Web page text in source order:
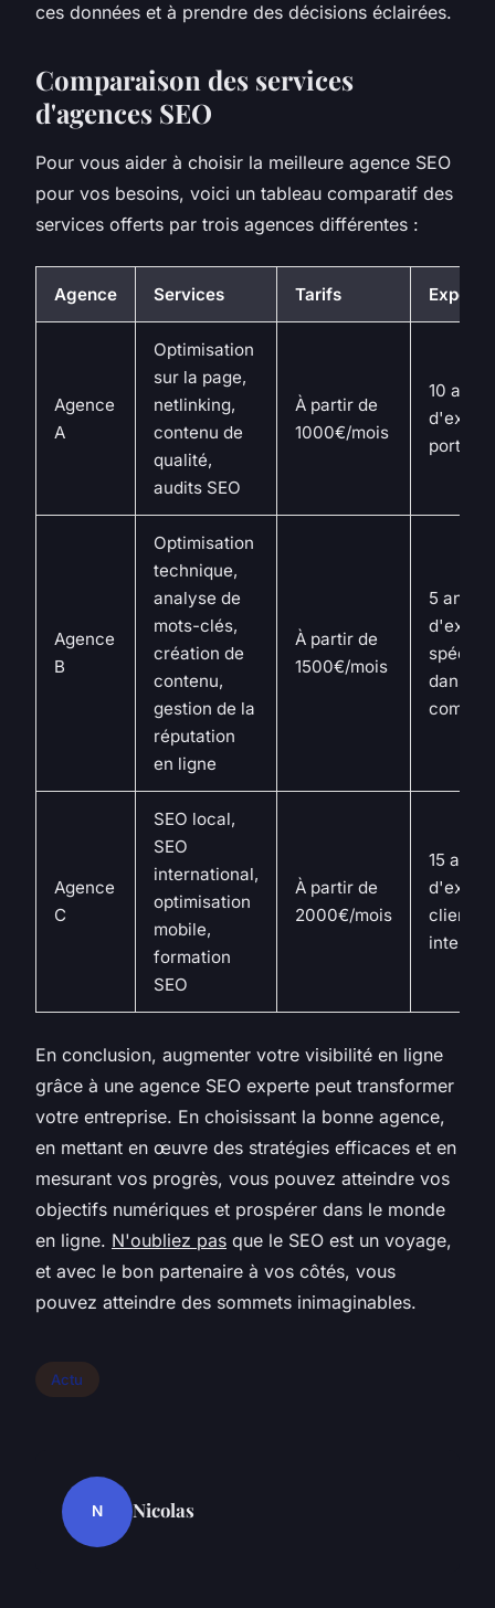
ces données et à prendre des décisions éclairées.
Comparaison des services
d'agences SEO
Pour vous aider à choisir la meilleure agence SEO
pour vos besoins, voici un tableau comparatif des
services offerts par trois agences différentes :
Agence Services Tarifs
Agence
A
Optimisation
sur la page,
netlinking,
contenu de
qualité,
audits SEO
À partir de
1000€/mois
10 ans
Agence
B
Optimisation
technique,
analyse de
mots-clés,
création de
contenu,
gestion de la
réputation
en ligne
À partir de
1500€/mois
5 ans
dans le
Agence
C
SEO local,
SEO
international,
optimisation
mobile,
formation
SEO
À partir de
2000€/mois
15 ans
clients
En conclusion, augmenter votre visibilité en ligne
grâce à une agence SEO experte peut transformer
votre entreprise. En choisissant la bonne agence,
en mettant en œuvre des stratégies efficaces et en
mesurant vos progrès, vous pouvez atteindre vos
objectifs numériques et prospérer dans le monde
en ligne. N'oubliez pas que le SEO est un voyage,
et avec le bon partenaire à vos côtés, vous
pouvez atteindre des sommets inimaginables.
Actu
N Nicolas